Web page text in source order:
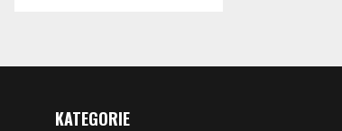
KATEGORIE